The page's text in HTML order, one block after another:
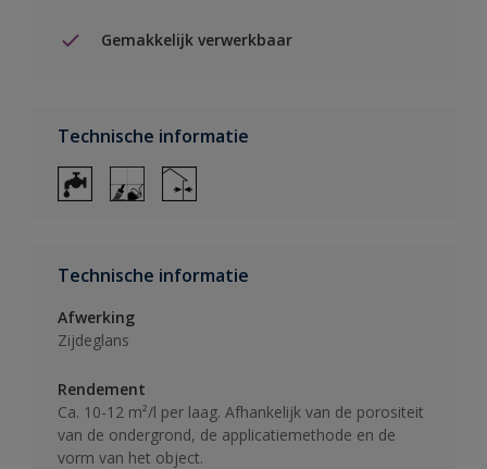
Gemakkelijk verwerkbaar
Technische informatie
Technische informatie
Afwerking
Zijdeglans
Rendement
Ca. 10-12 m²/l per laag. Afhankelijk van de porositeit
van de ondergrond, de applicatiemethode en de
vorm van het object.